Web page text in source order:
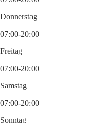
Donnerstag
07:00-20:00
Freitag
07:00-20:00
Samstag
07:00-20:00
Sonntag